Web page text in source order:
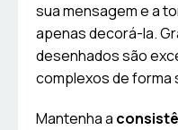
sua mensagem e a
apenas decorá-la.
desenhados são
complexos de forma
Mantenha a